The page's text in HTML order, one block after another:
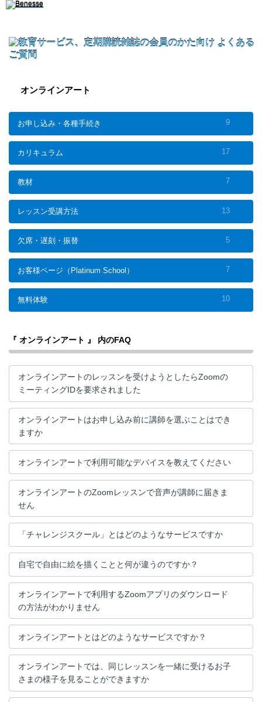
オンラインアート
お申し込み・各種手続き 9
カリキュラム 17
教材 7
レッスン受講方法 13
欠席・遅刻・振替 5
お客様ページ（Platinum School） 7
無料体験 10
『 オンラインアート 』 内のFAQ
オンラインアートのレッスンを受けようとしたらZoomの
ミーティングIDを要求されました
オンラインアートはお申し込み前に講師を選ぶことはでき
ますか
オンラインアートで利用可能なデバイスを教えてください
オンラインアートのZoomレッスンで音声が講師に届きま
せん
「チャレンジスクール」とはどのようなサービスですか
自宅で自由に絵を描くことと何が違うのですか？
オンラインアートで利用するZoomアプリのダウンロード
の方法がわかりません
オンラインアートとはどのようなサービスですか？
オンラインアートでは、同じレッスンを一緒に受けるお子
さまの様子を見ることができますか